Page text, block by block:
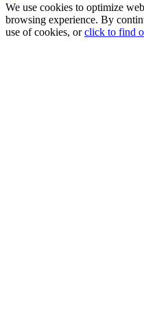
We use cookies to optimize
browsing experience. By
use of cookies, orclick to find